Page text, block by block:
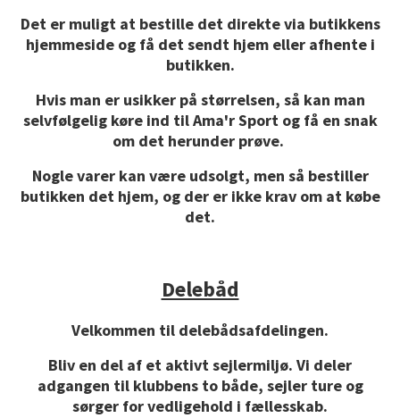
Det er muligt at bestille det direkte via butikkens
hjemmeside og få det sendt hjem eller afhente i
butikken.
Hvis man er usikker på størrelsen, så kan man
selvfølgelig køre ind til Ama'r Sport og få en snak
om det herunder prøve.
Nogle varer kan være udsolgt, men så bestiller
butikken det hjem, og der er ikke krav om at købe
det.
Delebåd
Velkommen til delebådsafdelingen.
Bliv en del af et aktivt sejlermiljø. Vi deler
adgangen til klubbens to både, sejler ture og
sørger for vedligehold i fællesskab.